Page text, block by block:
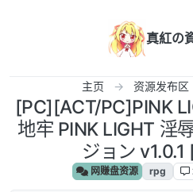
真紅の
主页 资源发布区
[PC][ACT/PC]PINK
地牢 PINK LIGHT 淫
ジョン
网赚盘资源 rpg